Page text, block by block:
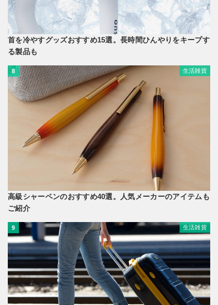
首を冷やすグッズおすすめ15選。長時間ひんやりをキープす
る製品も
8 生活雑貨
高級シャーペンのおすすめ40選。人気メーカーのアイテムも
ご紹介
9 生活雑貨